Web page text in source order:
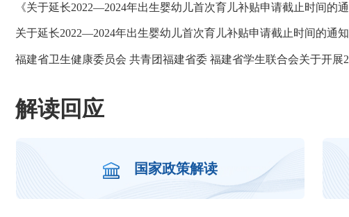
关于延长2022—2024年出生婴幼儿首次育儿补贴申请截止时间的通知
解读回应
国家政策解读